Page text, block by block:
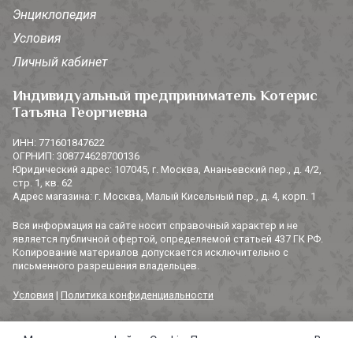
Энциклопедия
Условия
Личный кабинет
Индивидуальный предприниматель Котерис
Татьяна Георгиевна
ИНН: 771601847622
ОГРНИП: 308774628700136
Юридический адрес: 107045, г. Москва, Ананьевский пер., д. 4/2,
стр. 1, кв. 62
Адрес магазина: г. Москва, Малый Кисельный пер., д. 4, корп. 1
Вся информация на сайте носит справочный характер и не
является публичной офертой, определяемой статьей 437 ГК РФ.
Копирование материалов допускается исключительно с
письменного разрешения владельцев.
Условия | Политика конфиденциальности